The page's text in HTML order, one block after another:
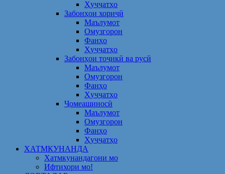
Ҳуҷҷатҳо
Забонҳои хориҷӣ
Маълумот
Омузгорон
Фанҳо
Ҳуҷҷатҳо
Забонҳои тоҷикӣ ва русӣ
Маълумот
Омузгорон
Фанҳо
Ҳуҷҷатҳо
Ҷомеашиносӣ
Маълумот
Омузгорон
Фанҳо
Ҳуҷҷатҳо
ХАТМКУНАНДА
Хатмкунандагони мо
Ифтихори мо!